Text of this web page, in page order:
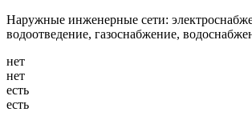
Наружные инженерные сети:
водоотведение, газоснабжение,
нет
нет
есть
есть